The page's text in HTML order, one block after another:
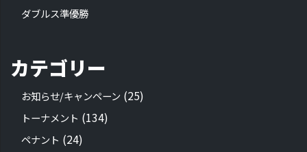
ダブルス準優勝
カテゴリー
お知らせ/キャンペーン (25)
トーナメント (134)
ペナント (24)